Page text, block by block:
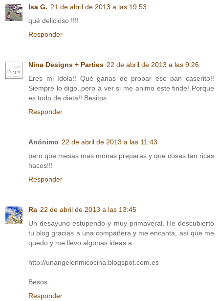
Isa G. 21 de abril de 2013 a las 19:53
qué delicioso !!!!
Responder
Nina Designs + Parties 22 de abril de 2013 a las 9:26
Eres mi ídola!! Qué ganas de probar ese pan caserito!!
Siempre lo digo..pero a ver si me animo este finde! Porque
es todo de dieta!! Besitos
Responder
Anónimo 22 de abril de 2013 a las 11:43
pero que mesas mas monas preparas y que cosas tan ricas
haces!!!
Responder
Ra 22 de abril de 2013 a las 13:45
Un desayuno estupendo y muy primaveral. He descubierto
tu blog gracias a una compañera y me encanta, así que me
quedo y me llevo algunas ideas a:
http://unangelenmicocina.blogspot.com.es
Besos.
Responder